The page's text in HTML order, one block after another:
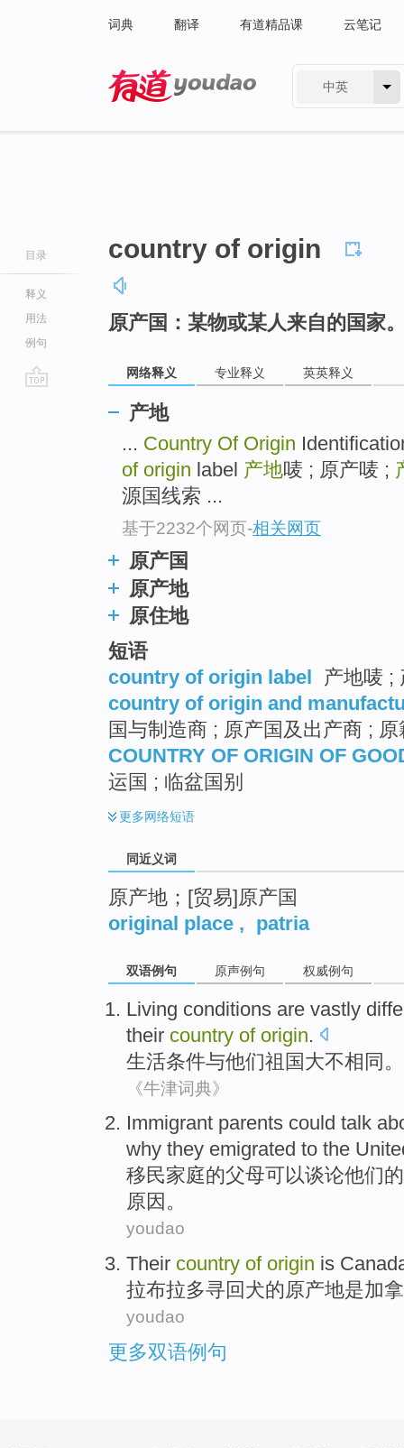
词典 翻译 有道精品课 云笔记
中英
目录
释义
用法
例句
country of origin
原产国：某物或某人来自的国家
网络释义 专业释义 英英释义
产地
... Country Of Origin
of origin label 产地唛 ; 原产唛 ;
源国线索 ...
基于2232个网页-相关网页
原产国
原产地
原住地
短语
country of origin label
产地唛 ;
country of origin and
国与制造商 ; 原产国及出产商 ;
COUNTRY OF ORIGIN OF
运国 ; 临盆国别
更多网络短语
同近义词
原产地；[贸易]原产国
original place , patria
双语例句 原声例句 权威例句
Living conditions are vastly
their country of origin.
生活条件与他们祖国大不相同 。
《牛津词典》
Immigrant parents could talk
why they emigrated to the
移民家庭的父母可以谈论他们的
原因 。
youdao
Their country of origin is
拉布拉多寻回犬的原产地是加
youdao
更多双语例句